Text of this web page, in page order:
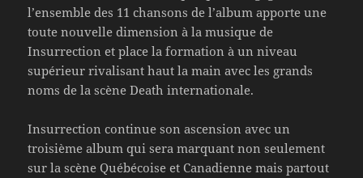
l’ensemble des 11 chansons de l’album apporte une
toute nouvelle dimension à la musique de
Insurrection et place la formation à un niveau
supérieur rivalisant haut la main avec les grands
noms de la scène Death internationale.
Insurrection continue son ascension avec un
troisième album qui sera marquant non seulement
sur la scène Québécoise et Canadienne mais partout